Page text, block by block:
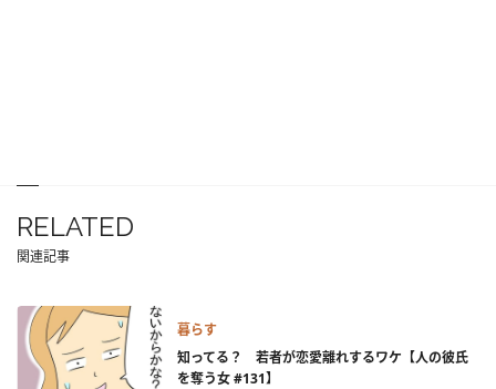
RELATED
関連記事
暮らす
知ってる？ 若者が恋愛離れするワケ【人の彼氏
を奪う女 #131】